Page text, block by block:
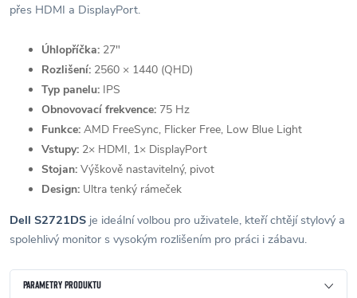
přes HDMI a DisplayPort.
Úhlopříčka: 27″
Rozlišení: 2560 × 1440 (QHD)
Typ panelu: IPS
Obnovovací frekvence: 75 Hz
Funkce: AMD FreeSync, Flicker Free, Low Blue Light
Vstupy: 2× HDMI, 1× DisplayPort
Stojan: Výškově nastavitelný, pivot
Design: Ultra tenký rámeček
Dell S2721DS je ideální volbou pro uživatele, kteří chtějí stylový a
spolehlivý monitor s vysokým rozlišením pro práci i zábavu.
PARAMETRY PRODUKTU